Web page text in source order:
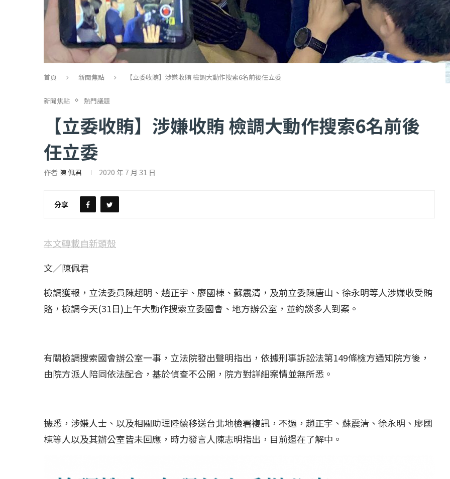
首頁 新聞焦點 【立委收賄】涉嫌收賄 檢調大動作搜索6名前後任立委
新聞焦點 熱門議題
【立委收賄】涉嫌收賄 檢調大動作搜索6名前後
任立委
作者 陳 佩君 2020 年 7 月 31 日
分享
本文轉載自新頭殼
文／陳佩君
檢調獲報，立法委員陳超明、趙正宇、廖國棟、蘇震清，及前立委陳唐山、徐永明等人涉嫌收受賄
賂，檢調今天(31日)上午大動作搜索立委國會、地方辦公室，並約談多人到案。
有關檢調搜索國會辦公室一事，立法院發出聲明指出，依據刑事訴訟法第149條檢方通知院方後，
由院方派人陪同依法配合，基於偵查不公開，院方對詳細案情並無所悉。
據悉，涉嫌人士、以及相關助理陸續移送台北地檢署複訊，不過，趙正宇、蘇震清、徐永明、廖國
棟等人以及其辦公室皆未回應，時力發言人陳志明指出，目前還在了解中。